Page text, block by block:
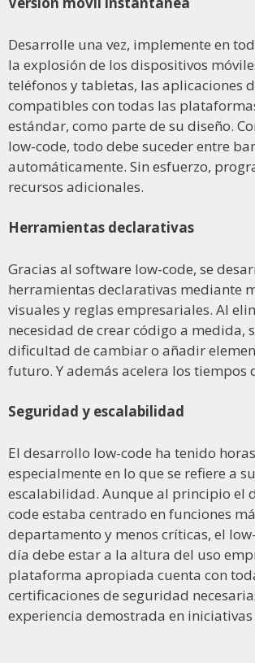
Desarrolle una vez, implemente en
la explosión de los dispositivos
teléfonos y tabletas, las aplicaciones
compatibles con todas las
estándar, como parte de su diseño.
low-code, todo debe suceder entre
automáticamente. Sin esfuerzo,
recursos adicionales.
Herramientas declarativas
Gracias al software low-code, se
herramientas declarativas mediante
visuales y reglas empresariales. Al
necesidad de crear código a medida,
dificultad de cambiar o añadir
futuro. Y además acelera los tiempos
Seguridad y escalabilidad
El desarrollo low-code ha tenido
especialmente en lo que se refiere a
escalabilidad. Aunque al principio el
code estaba centrado en funciones
departamento y menos críticas, el
día debe estar a la altura del uso
plataforma apropiada cuenta con
certificaciones de seguridad
experiencia demostrada en iniciativas